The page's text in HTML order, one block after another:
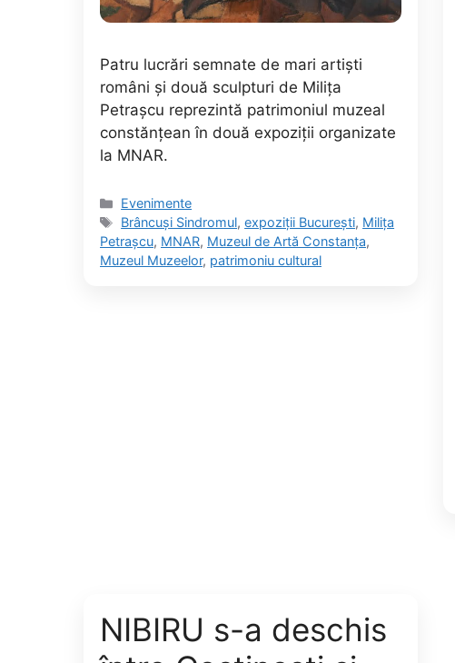
Patru lucrări semnate de mari artiști
români și două sculpturi de Milița
Petrașcu reprezintă patrimoniul muzeal
constănțean în două expoziții organizate
la MNAR.
Categorii
Evenimente
Etichete
Brâncuși Sindromul,expoziții București, Milița
Petrașcu, MNAR, Muzeul de Artă Constanța,
Muzeul Muzeelor, patrimoniu cultural
NIBIRU s-a deschis